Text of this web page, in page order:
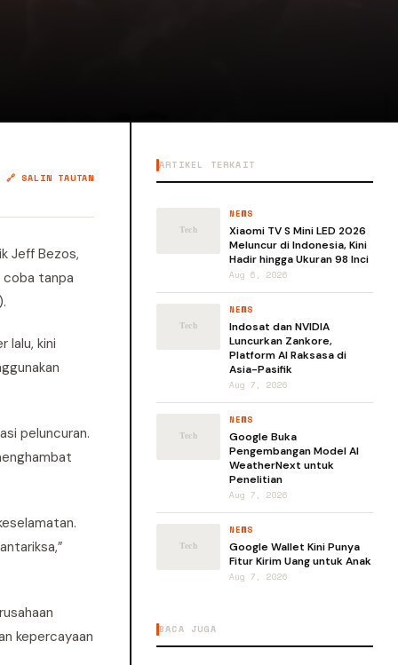
🔗 SALIN TAUTAN
Jeff Bezos,
coba tanpa
lalu, kini
peluncuran.
kepercayaan
ARTIKEL TERKAIT
NEWS
Xiaomi TV S Mini LED 2026
Meluncur di Indonesia, Kini
Hadir hingga Ukuran 98 Inci
Aug 6, 2026
NEWS
Indosat dan NVIDIA
Luncurkan Zankore,
Platform AI Raksasa di
Asia-Pasifik
Aug 7, 2026
NEWS
Google Buka
Pengembangan Model AI
WeatherNext untuk
Penelitian
Aug 7, 2026
NEWS
Google Wallet Kini Punya
Fitur Kirim Uang untuk Anak
Aug 7, 2026
BACA JUGA